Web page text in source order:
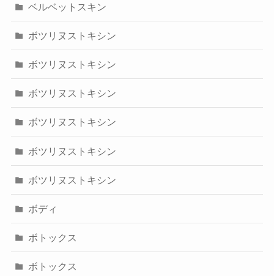
ベルベットスキン
ボツリヌストキシン
ボツリヌストキシン
ボツリヌストキシン
ボツリヌストキシン
ボツリヌストキシン
ボツリヌストキシン
ボディ
ボトックス
ボトックス